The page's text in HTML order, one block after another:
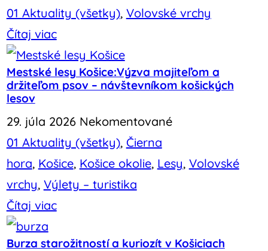
01 Aktuality (všetky), Volovské vrchy
Čítaj viac
Mestské lesy Košice:Výzva majiteľom a
držiteľom psov – návštevníkom košických
lesov
29. júla 2026 Nekomentované
01 Aktuality (všetky), Čierna
hora, Košice, Košice okolie, Lesy, Volovské
vrchy, Výlety – turistika
Čítaj viac
Burza starožitností a kuriozít v Košiciach